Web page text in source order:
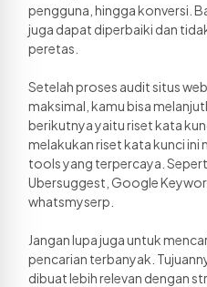
pengguna, hingga konversi.
juga dapat diperbaiki dan
peretas.
Setelah proses audit situs
maksimal, kamu bisa
berikutnya yaitu riset kata
melakukan riset kata kunci ini
tools yang terpercaya. Seperti
Ubersuggest, Google
whatsmyserp.
Jangan lupa juga untuk
pencarian terbanyak.
dibuat lebih relevan dengan